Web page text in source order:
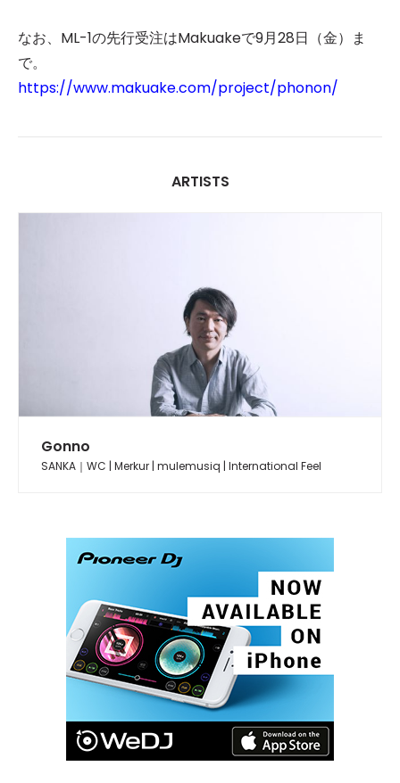
なお、ML-1の先行受注はMakuakeで9月28日（金）ま
で。
https://www.makuake.com/project/phonon/
ARTISTS
Gonno
SANKA｜WC | Merkur | mulemusiq | International Feel